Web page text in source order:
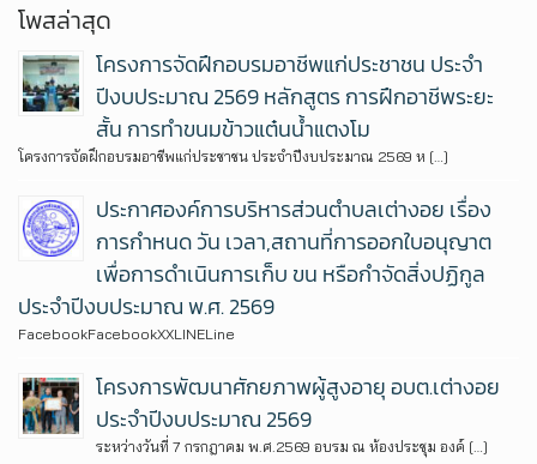
โพสล่าสุด
โครงการจัดฝึกอบรมอาชีพแก่ประชาชน ประจำ
ปีงบประมาณ 2569 หลักสูตร การฝึกอาชีพระยะ
สั้น การทำขนมข้าวแต๋นน้ำแตงโม
โครงการจัดฝึกอบรมอาชีพแก่ประชาชน ประจำปีงบประมาณ 2569 ห […]
ประกาศองค์การบริหารส่วนตำบลเต่างอย เรื่อง
การกำหนด วัน เวลา,สถานที่การออกใบอนุญาต
เพื่อการดำเนินการเก็บ ขน หรือกำจัดสิ่งปฏิกูล
ประจำปีงบประมาณ พ.ศ. 2569
FacebookFacebookXXLINELine
โครงการพัฒนาศักยภาพผู้สูงอายุ อบต.เต่างอย
ประจำปีงบประมาณ 2569
ระหว่างวันที่ 7 กรกฎาคม พ.ศ.2569 อบรม ณ ห้องประชุม องค์ […]